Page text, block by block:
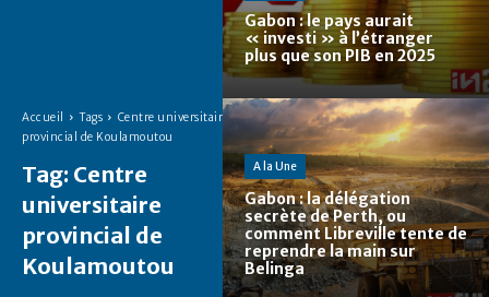
Accueil Tags
Centre universitaire
provincial de Koulamoutou
Tag: Centre
universitaire
provincial de
Koulamoutou
Gabon : le pays aurait
« investi » à l’étranger
plus que son PIB en 2025
A la Une
Gabon : la délégation
secrète de Perth, ou
comment Libreville tente de
reprendre la main sur
Belinga